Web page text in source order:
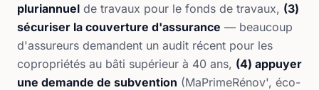
pluriannuel de travaux pour le fonds de travaux, (3)
sécuriser la couverture d'assurance — beaucoup
d'assureurs demandent un audit récent pour les
copropriétés au bâti supérieur à 40 ans, (4) appuyer
une demande de subvention (MaPrimeRénov', éco-